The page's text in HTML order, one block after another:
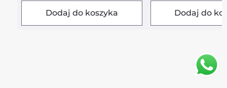
Dodaj do koszyka Dodaj do